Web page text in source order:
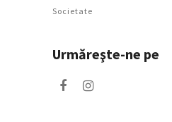
Societate
Urmăreşte-ne pe